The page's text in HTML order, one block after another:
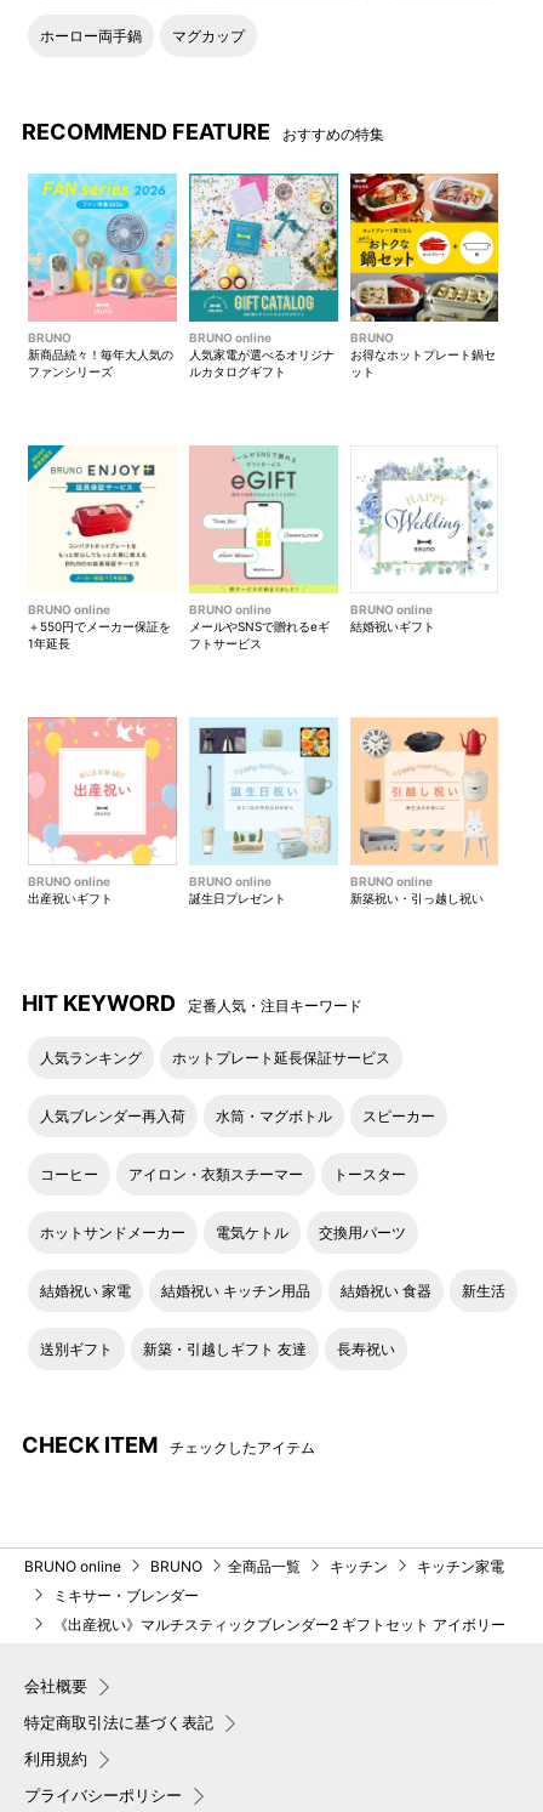
電子レンジ調理とブレンダーを組み合わせた、離乳食中期～後
ホーロー両手鍋 マグカップ
RECOMMEND FEATURE おすすめの特集
BRUNO
新商品続々！毎年大人気の
ファンシリーズ
BRUNO online
人気家電が選べるオリジナ
ルカタログギフト
BRUNO
お得なホットプレート鍋セ
ット
BRUNO online
＋550円でメーカー保証を
1年延長
BRUNO online
メールやSNSで贈れるeギ
フトサービス
BRUNO online
結婚祝いギフト
BRUNO online
出産祝いギフト
BRUNO online
誕生日プレゼント
BRUNO online
新築祝い・引っ越し祝い
HIT KEYWORD 定番人気・注目キーワード
人気ランキング ホットプレート延長保証サービス
人気ブレンダー再入荷 水筒・マグボトル スピーカー
コーヒー アイロン・衣類スチーマー トースター
ホットサンドメーカー 電気ケトル 交換用パーツ
結婚祝い 家電 結婚祝い キッチン用品 結婚祝い 食器 新生活
送別ギフト 新築・引越しギフト 友達 長寿祝い
CHECK ITEM チェックしたアイテム
BRUNO online BRUNO 全商品一覧 キッチン
キッチン家電
ミキサー・ブレンダー
《出産祝い》マルチスティックブレンダー2 ギフトセット アイボリー
会社概要
特定商取引法に基づく表記
利用規約
プライバシーポリシー